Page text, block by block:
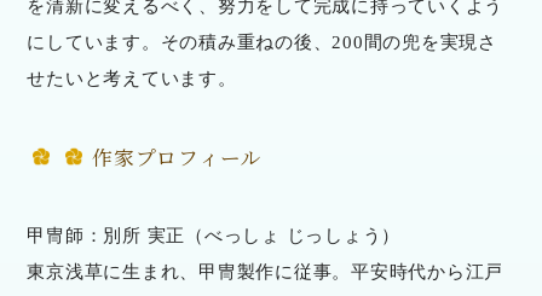
を清新に変えるべく、努力をして完成に持っていくよう
にしています。その積み重ねの後、200間の兜を実現さ
せたいと考えています。
作家プロフィール
甲冑師：別所 実正（べっしょ じっしょう）
東京浅草に生まれ、甲冑製作に従事。平安時代から江戸